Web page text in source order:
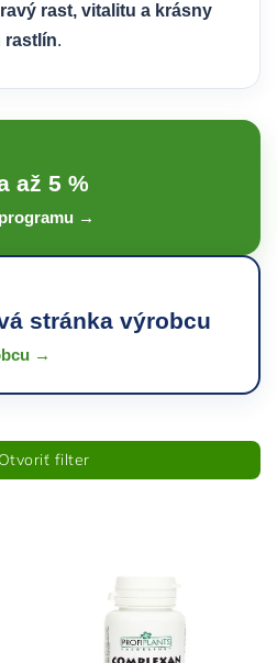
rast, vitalitu a krásny
rastlín.
až 5 %
→
stránka výrobcu
→
Otvoriť filter